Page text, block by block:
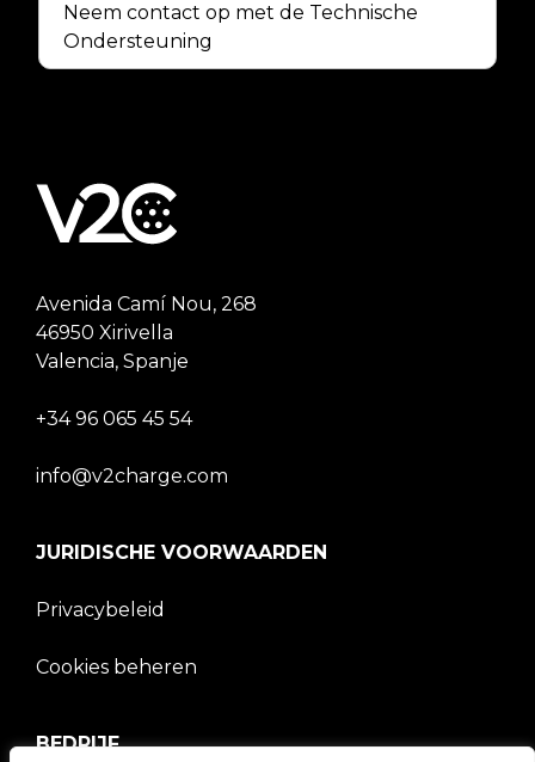
Neem contact op met de Technische
Ondersteuning
Avenida Camí Nou, 268
46950 Xirivella
Valencia, Spanje
+34 96 065 45 54
info@v2charge.com
JURIDISCHE VOORWAARDEN
Privacybeleid
Cookies beheren
BEDRIJF